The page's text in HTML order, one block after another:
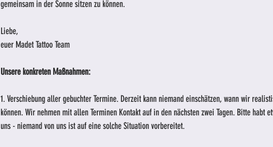
gemeinsam in der Sonne sitzen zu können.
Liebe,
euer Madet Tattoo Team
Unsere konkreten Maßnahmen:
1. Verschiebung aller gebuchter Termine. Derzeit kann niemand einschätzen, wann wir
können. Wir nehmen mit allen Terminen Kontakt auf in den nächsten zwei Tagen. Bitte habt
uns - niemand von uns ist auf eine solche Situation vorbereitet.